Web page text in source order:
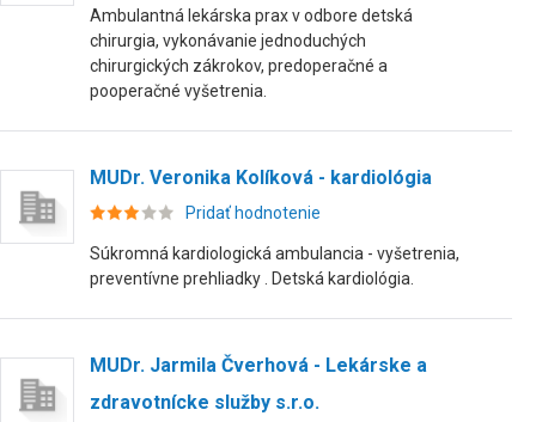
Ambulantná lekárska prax v odbore detská
chirurgia, vykonávanie jednoduchých
chirurgických zákrokov, predoperačné a
pooperačné vyšetrenia.
MUDr. Veronika Kolíková - kardiológia
Pridať hodnotenie
Súkromná kardiologická ambulancia - vyšetrenia,
preventívne prehliadky . Detská kardiológia.
MUDr. Jarmila Čverhová - Lekárske a
zdravotnícke služby s.r.o.